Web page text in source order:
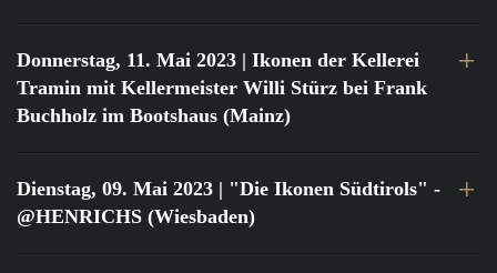
Donnerstag, 11. Mai 2023 | Ikonen der Kellerei
Tramin mit Kellermeister Willi Stürz bei Frank
Buchholz im Bootshaus (Mainz)
Dienstag, 09. Mai 2023 | "Die Ikonen Südtirols" -
@HENRICHS (Wiesbaden)